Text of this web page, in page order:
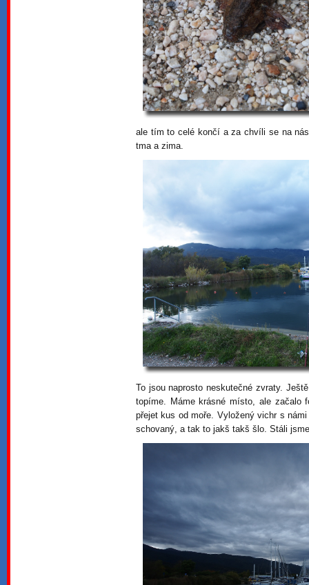
ale tím to celé končí a za chvíli se na
tma a zima.
To jsou naprosto neskutečné zvraty.
topíme. Máme krásné místo, ale začalo
přejet kus od moře. Vyložený vichr s
schovaný, a tak to jakš takš šlo. Stáli